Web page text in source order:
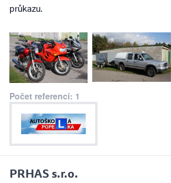
průkazu.
Počet referencí: 1
PRHAS s.r.o.